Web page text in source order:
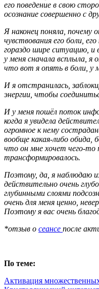
его поведение в свою
осознание совершенно с
Я наконец поняла, почему
чувствования его боли,
гораздо шире ситуацию, и
у меня сначала всплыла,
что вот я опять в боли,
И я отстранилась,
энергии, чтобы
И у меня пошёл поток
когда я увидела
огромное к нему
вообще какая-либо обида,
что он мне хочет чего-то
трансформировалось.
Поэтому, да, я наблюдаю
действительно очень
глубинными слоями
очень для меня ценно,
Поэтому я вас очень
*отзыв о сеансе после
По теме:
Активация